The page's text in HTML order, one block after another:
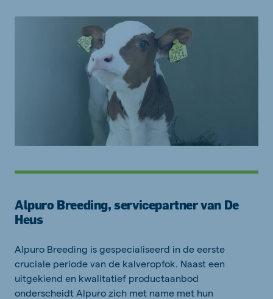
Alpuro Breeding, servicepartner van De
Heus
Alpuro Breeding is gespecialiseerd in de eerste
cruciale periode van de kalveropfok. Naast een
uitgekiend en kwalitatief productaanbod
onderscheidt Alpuro zich met name met hun